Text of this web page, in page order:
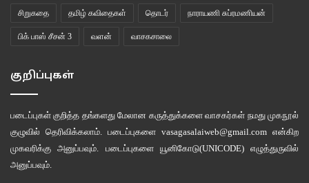
சிறுகதை தமிழ் கவிதைகள் தொடர் நாராயணி சுப்ரமணியன்
பிக் பாஸ் சீசன் 3 வளன் வாசகசாலை
குறிப்புகள்
படைப்புகள் குறித்த தங்களது மேலான கருத்துக்களை வாசகர்கள் நமது முகநூல்
குழுவில் தெரிவிக்கலாம். படைப்புகளை vasagasalaiweb@gmail.com என்கிற
முகவரிக்கு அனுப்பவும். படைப்புகளை யூனிகோடு(UNICODE)எழுத்துருவில்
அனுப்பவும்.